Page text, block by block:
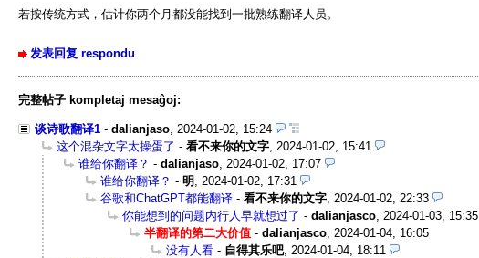
若按传统方式，估计你两个月都没能找到一批熟练翻译人员。
发表回复 respondu
完整帖子 kompletaj mesaĝoj:
谈诗歌翻译1 - dalianjaso 2024-01-02, 15:24
这个混杂文字太操蛋了 - 看不来你的文字 2024-01-02, 15:41
谁给你翻译？ - dalianjaso 2024-01-02, 17:07
谁给你翻译？ - 明
2024-01-02, 17:31
谷歌和ChatGPT都能翻译 - 看不来你的文字 2024-01-02, 22:33
你能想到的问题内行人早就想过了 - dalianjasco 2024-01-03, 15:35
半翻译的第二大价值 - dalianjasco 2024-01-04, 16:05
没有人看 - 自得其乐吧, 2024-01-04, 18:11